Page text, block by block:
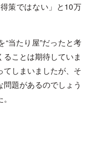
策ではない」と10万
当たり屋”だったと考
ことは期待していま
しまいましたが、そ
題があるのでしょう